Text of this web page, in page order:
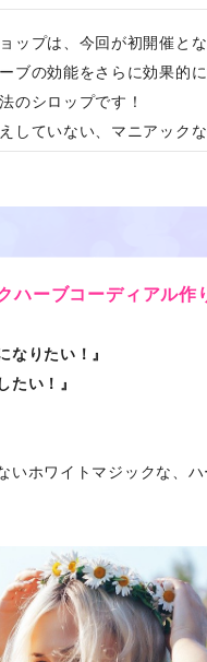
ップは、今回が初開催と
ブの効能をさらに効果的
のシロップです！
していない、マニアック
ハーブコーディアル作
なりたい！』
たい！』
いホワイトマジックな、